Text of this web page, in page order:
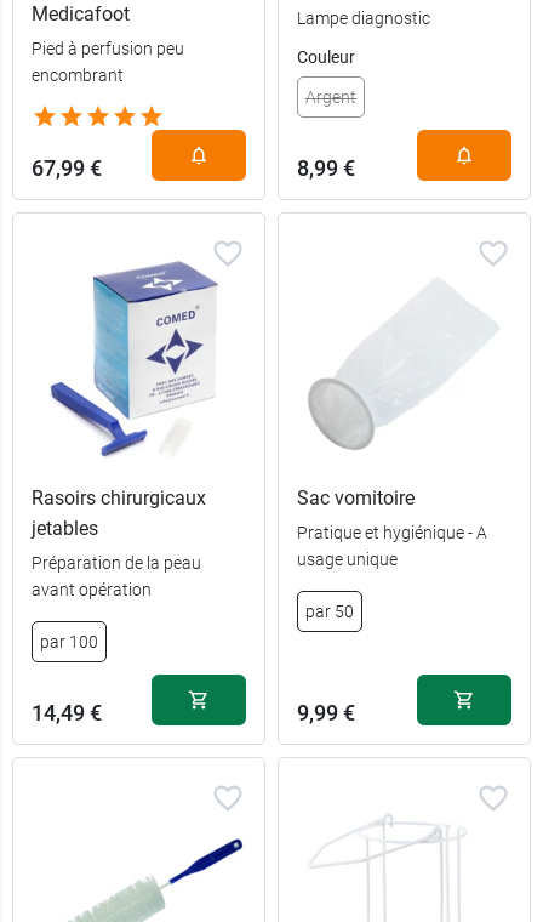
Medicafoot
Pied à perfusion peu
encombrant
67,99 €
Lampe diagnostic
Couleur
Argent
8,99 €
Rasoirs chirurgicaux
jetables
Préparation de la peau
avant opération
par 100
14,49 €
Sac vomitoire
Pratique et hygiénique - A
usage unique
par 50
9,99 €